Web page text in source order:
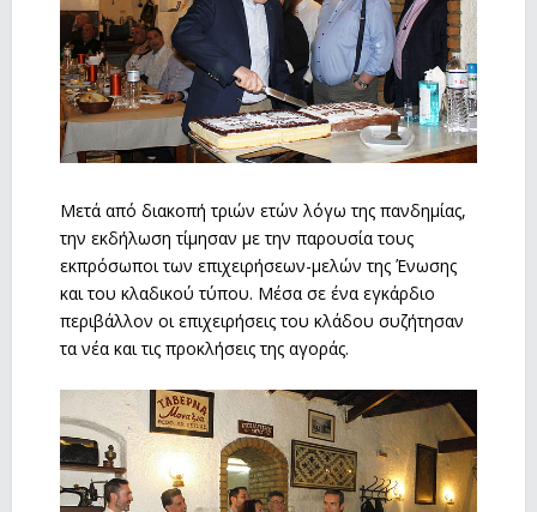
Μετά από διακοπή τριών ετών λόγω της πανδημίας,
την εκδήλωση τίμησαν με την παρουσία τους
εκπρόσωποι των επιχειρήσεων-μελών της Ένωσης
και του κλαδικού τύπου. Μέσα σε ένα εγκάρδιο
περιβάλλον οι επιχειρήσεις του κλάδου συζήτησαν
τα νέα και τις προκλήσεις της αγοράς.